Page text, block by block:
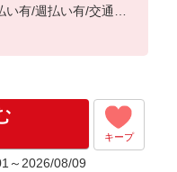
有/週払い有/交通費
キープ
～2026/08/09